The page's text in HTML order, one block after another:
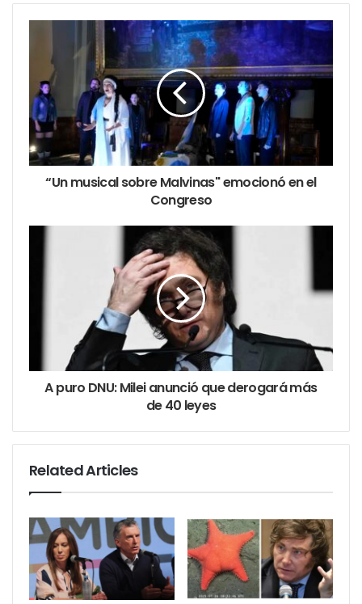
“Un musical sobre Malvinas" emocionó en el
Congreso
A puro DNU: Milei anunció que derogará más
de 40 leyes
Related Articles